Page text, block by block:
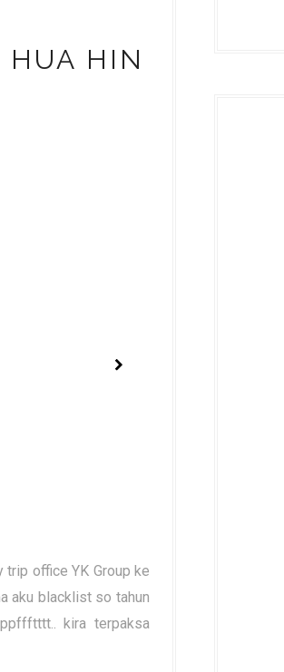
HUA HIN
office YK Group ke
aku blacklist so tahun
kira terpaksa